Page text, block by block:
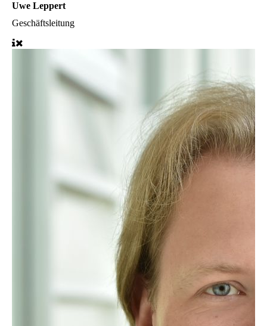
Uwe Leppert
Geschäftsleitung